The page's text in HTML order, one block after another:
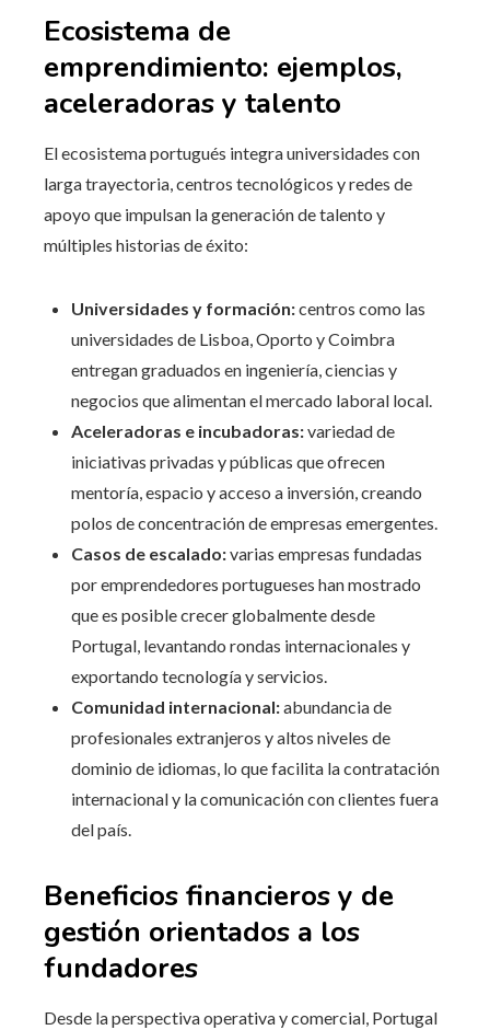
Ecosistema de
emprendimiento: ejemplos,
aceleradoras y talento
El ecosistema portugués integra universidades con
larga trayectoria, centros tecnológicos y redes de
apoyo que impulsan la generación de talento y
múltiples historias de éxito:
Universidades y formación:centros como las
universidades de Lisboa, Oporto y Coimbra
entregan graduados en ingeniería, ciencias y
negocios que alimentan el mercado laboral local.
Aceleradoras e incubadoras:variedad de
iniciativas privadas y públicas que ofrecen
mentoría, espacio y acceso a inversión, creando
polos de concentración de empresas emergentes.
Casos de escalado:varias empresas fundadas
por emprendedores portugueses han mostrado
que es posible crecer globalmente desde
Portugal, levantando rondas internacionales y
exportando tecnología y servicios.
Comunidad internacional:abundancia de
profesionales extranjeros y altos niveles de
dominio de idiomas, lo que facilita la contratación
internacional y la comunicación con clientes fuera
del país.
Beneficios financieros y de
gestión orientados a los
fundadores
Desde la perspectiva operativa y comercial, Portugal